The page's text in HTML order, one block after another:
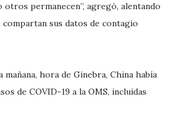
permanecen”, agregó, alentando
sus datos de contagio
mañana, hora de Ginebra, China había
de COVID-19 a la OMS, incluidas